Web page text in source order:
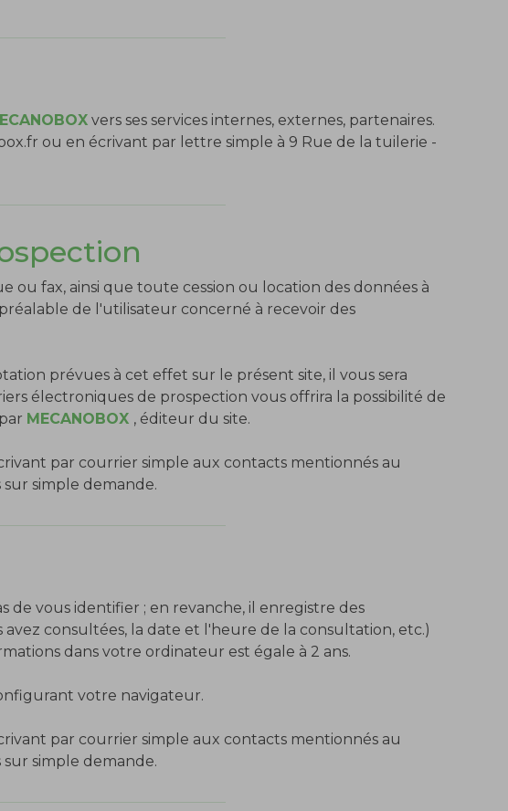
vers ses services internes, externes, partenaires.
ou en écrivant par lettre simple à 9 Rue de la tuilerie -
fax, ainsi que toute cession ou location des données à
de l'utilisateur concerné à recevoir des
prévues à cet effet sur le présent site, il vous sera
électroniques de prospection vous offrira la possibilité de
MECANOBOX , éditeur du site.
par courrier simple aux contacts mentionnés au
simple demande.
vous identifier ; en revanche, il enregistre des
consultées, la date et l'heure de la consultation, etc.)
dans votre ordinateur est égale à 2 ans.
votre navigateur.
par courrier simple aux contacts mentionnés au
simple demande.